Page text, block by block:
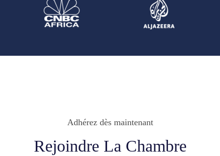
Adhérez dès maintenant
Rejoindre La Chambre